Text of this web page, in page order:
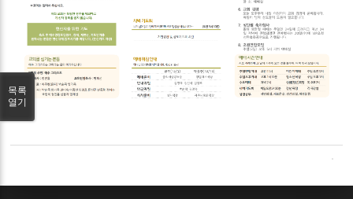
목록
열기